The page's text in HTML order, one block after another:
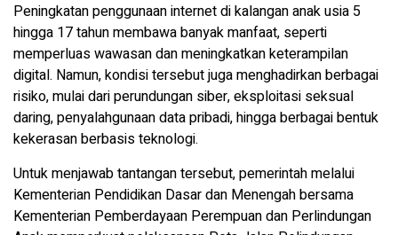
Peningkatan penggunaan internet di kalangan anak usia 5
hingga 17 tahun membawa banyak manfaat, seperti
memperluas wawasan dan meningkatkan keterampilan
digital. Namun, kondisi tersebut juga menghadirkan berbagai
risiko, mulai dari perundungan siber, eksploitasi seksual
daring, penyalahgunaan data pribadi, hingga berbagai bentuk
kekerasan berbasis teknologi.
Untuk menjawab tantangan tersebut, pemerintah melalui
Kementerian Pendidikan Dasar dan Menengah bersama
Kementerian Pemberdayaan Perempuan dan Perlindungan